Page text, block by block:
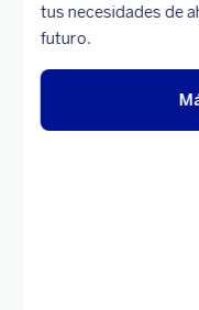
tus necesidades de
futuro.